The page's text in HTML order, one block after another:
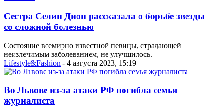
Сестра Селин Дион рассказала о борьбе звезды
со сложной болезнью
Состояние всемирно известной певицы, страдающей
неизлечимым заболеванием, не улучшилось.
Lifestyle&Fashion - 4 августа 2023, 15:19
Во Львове из-за атаки РФ погибла семья
журналиста